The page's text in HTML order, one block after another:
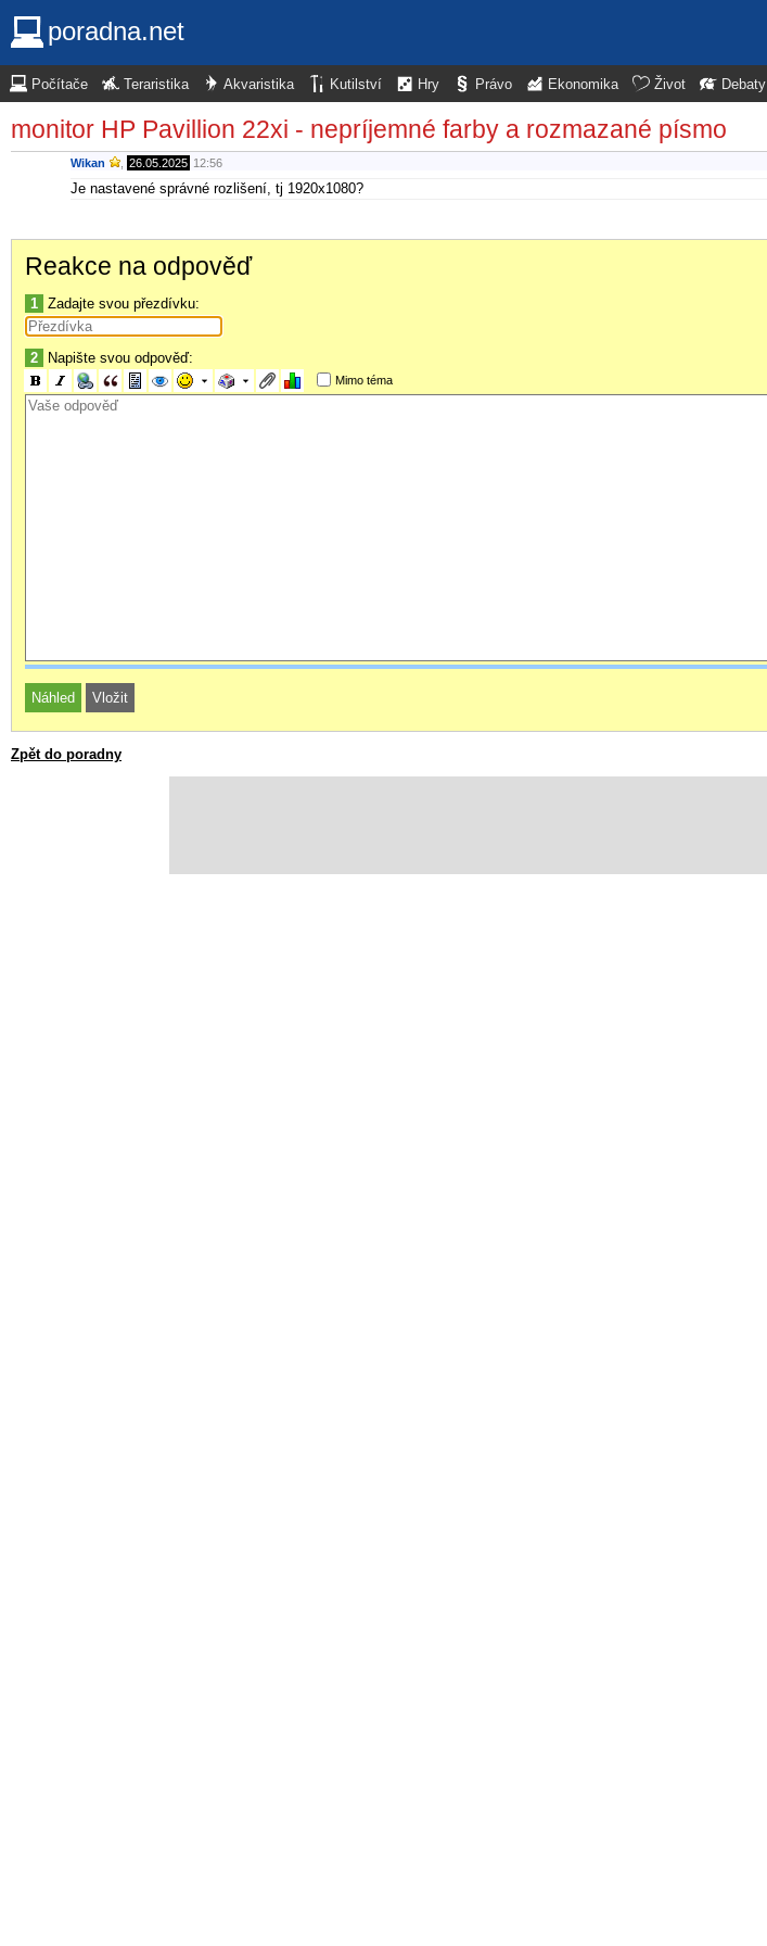
poradna.net
Počítače Teraristika Akvaristika Kutilství Hry Právo Ekonomika Život Debaty
monitor HP Pavillion 22xi - nepríjemné farby a rozmazané písmo
Wikan 26.05.2025 12:56
Je nastavené správné rozlišení, tj 1920x1080?
Reakce na odpověď
1 Zadajte svou přezdívku:
2 Napište svou odpověď:
Mimo téma
Zpět do poradny